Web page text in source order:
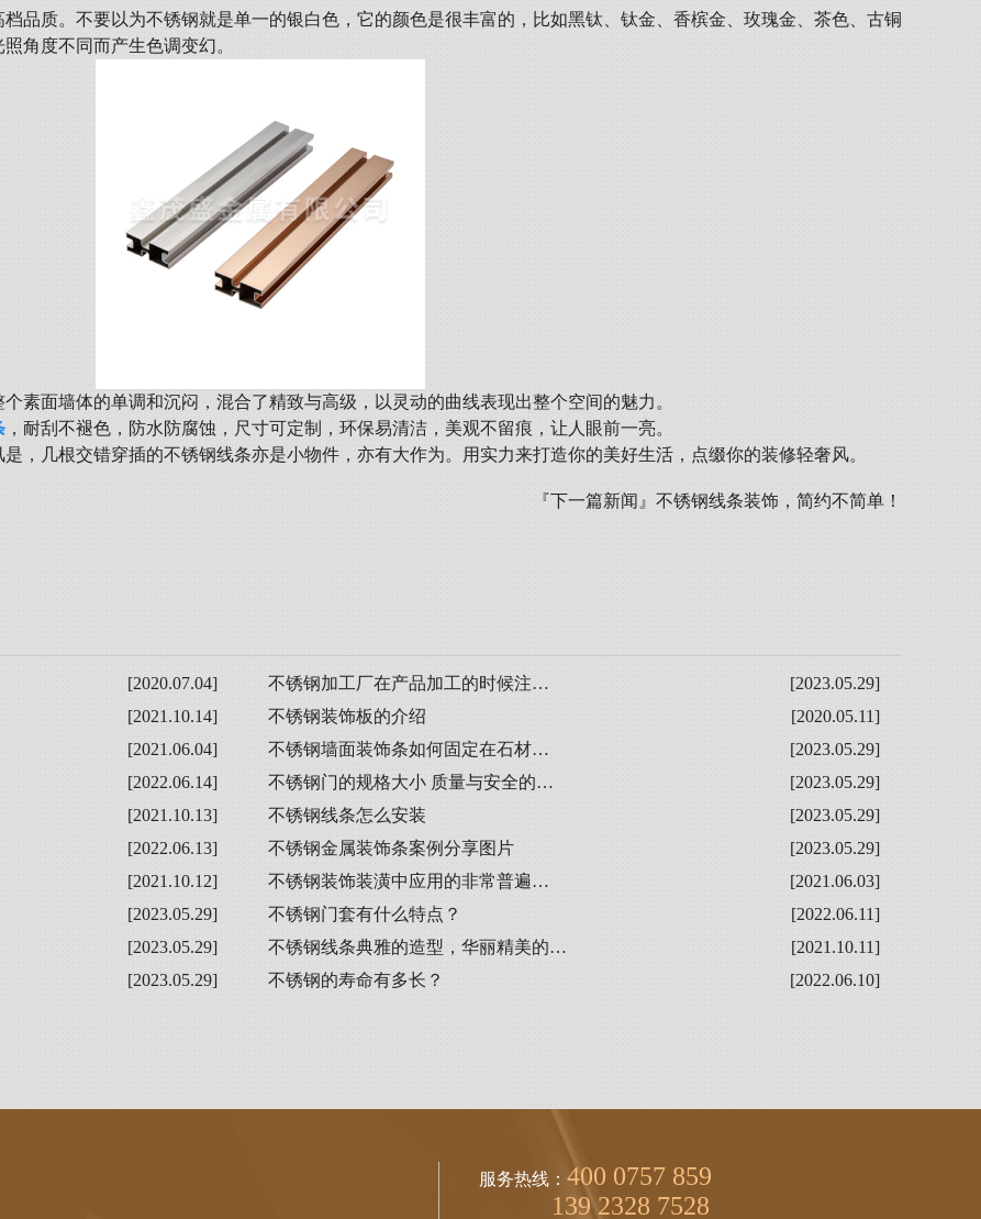
品质。不要以为不锈钢就是单一的银白色，它的颜色是很丰富的，比如黑钛、钛金、香槟金、玫瑰金、茶色、古铜
角度不同而产生色调变幻。
素面墙体的单调和沉闷，混合了精致与高级，以灵动的曲线表现出整个空间的魅力。
，耐刮不褪色，防水防腐蚀，尺寸可定制，环保易清洁，美观不留痕，让人眼前一亮。
，几根交错穿插的不锈钢线条亦是小物件，亦有大作为。用实力来打造你的美好生活，点缀你的装修轻奢风。
『下一篇新闻』 不锈钢线条装饰，简约不简单！
[2020.07.04] [2023.05.29]
不锈钢加工厂在产品加工的时候注…
[2021.10.14]
[2020.05.11]
不锈钢装饰板的介绍
[2021.06.04]
[2023.05.29]
不锈钢墙面装饰条如何固定在石材…
[2022.06.14]
[2023.05.29]
不锈钢门的规格大小 质量与安全的…
[2021.10.13]
[2023.05.29]
不锈钢线条怎么安装
[2022.06.13]
[2023.05.29]
不锈钢金属装饰条案例分享图片
[2021.10.12]
[2021.06.03]
不锈钢装饰装潢中应用的非常普遍…
[2023.05.29]
[2022.06.11]
不锈钢门套有什么特点？
[2023.05.29]
[2021.10.11]
不锈钢线条典雅的造型，华丽精美的…
[2023.05.29]
[2022.06.10]
不锈钢的寿命有多长？
服务热线：400 0757 859
139 2328 7528